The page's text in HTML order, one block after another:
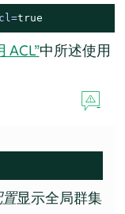
true
ACL”中所述使用
显示全局群集